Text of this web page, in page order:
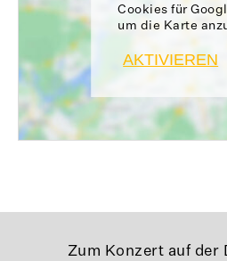
Cookies für
um die Karte
AKTIVIEREN
Zum Konzert auf der